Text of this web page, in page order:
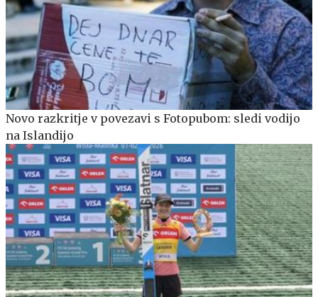
Novo razkritje v povezavi s Fotopubom: sledi vodijo
na Islandijo